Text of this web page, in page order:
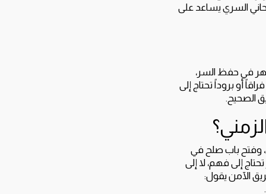
السري يساعد على
في حفظ السر،
أو بروداً تحتاج إلى
الصحيح.
وفتح باب صلح في
إلى فهم، لا إلى
الآمن يقول: